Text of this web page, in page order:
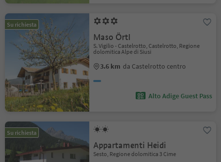
Su richiesta
Maso Örtl
S. Vigilio - Castelrotto, Castelrotto, Regione
dolomitica Alpe di Siusi
3.6 km da Castelrotto centro
Alto Adige Guest Pass
Su richiesta
Appartamenti Heidi
Sesto, Regione dolomitica 3 Cime